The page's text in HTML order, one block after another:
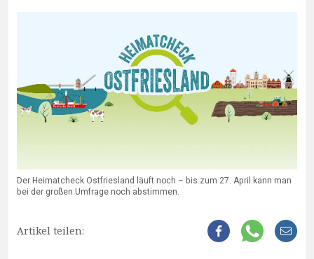
Der Heimatcheck Ostfriesland läuft noch – bis zum 27. April kann man
bei der großen Umfrage noch abstimmen.
Artikel teilen: